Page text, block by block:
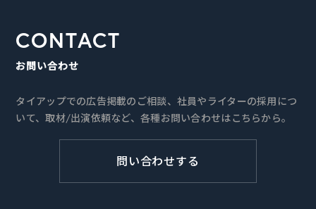
CONTACT
お問い合わせ
タイアップでの広告掲載のご相談、社員やライターの採用につ
いて、取材/出演依頼など、各種お問い合わせはこちらから。
問い合わせする